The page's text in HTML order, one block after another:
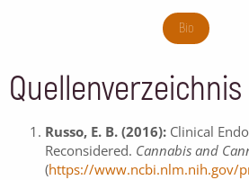
Bio
Quellenverzeichnis
Russo, E. B. (2016): Clinical
Reconsidered. Cannabis and
(https://www.ncbi.nlm.nih.gov/